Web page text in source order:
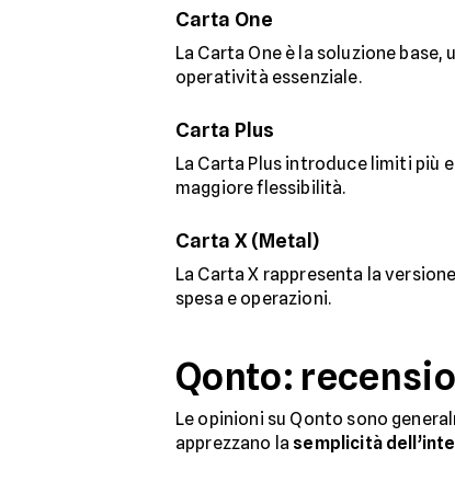
Carta One
La Carta One è la soluzione
operatività essenziale.
Carta Plus
La Carta Plus introduce limiti più
maggiore flessibilità.
Carta X (Metal)
La Carta X rappresenta la
spesa e operazioni.
Qonto:
Le opinioni su Qonto sono
apprezzano la semplicità